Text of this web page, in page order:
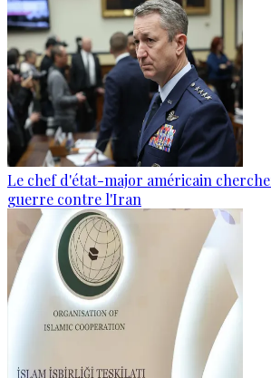
Le chef d'état-major américain
guerre contre l'Iran